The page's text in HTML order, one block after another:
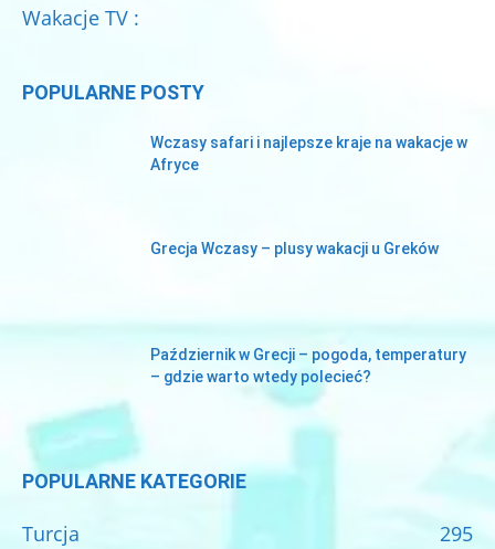
Wakacje TV :
POPULARNE POSTY
Wczasy safari i najlepsze kraje na wakacje w
Afryce
Grecja Wczasy – plusy wakacji u Greków
Październik w Grecji – pogoda, temperatury
– gdzie warto wtedy polecieć?
POPULARNE KATEGORIE
Turcja
295